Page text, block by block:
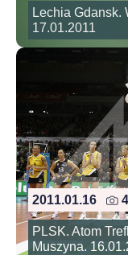
Lechia Gdansk.
17.01.2011
2011.01.16
PLSK. Atom
Muszyna.